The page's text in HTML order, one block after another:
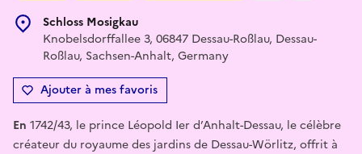
Schloss Mosigkau
Knobelsdorffallee 3, 06847 Dessau-Roßlau, Dessau-
Roßlau, Sachsen-Anhalt, Germany
Ajouter à mes favoris
En 1742/43, le prince Léopold Ier d’Anhalt-Dessau, le célèbre
créateur du royaume des jardins de Dessau-Wörlitz, offrit à